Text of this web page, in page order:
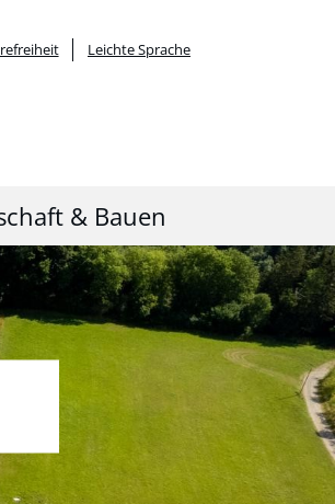
Leichte Sprache
& Bauen